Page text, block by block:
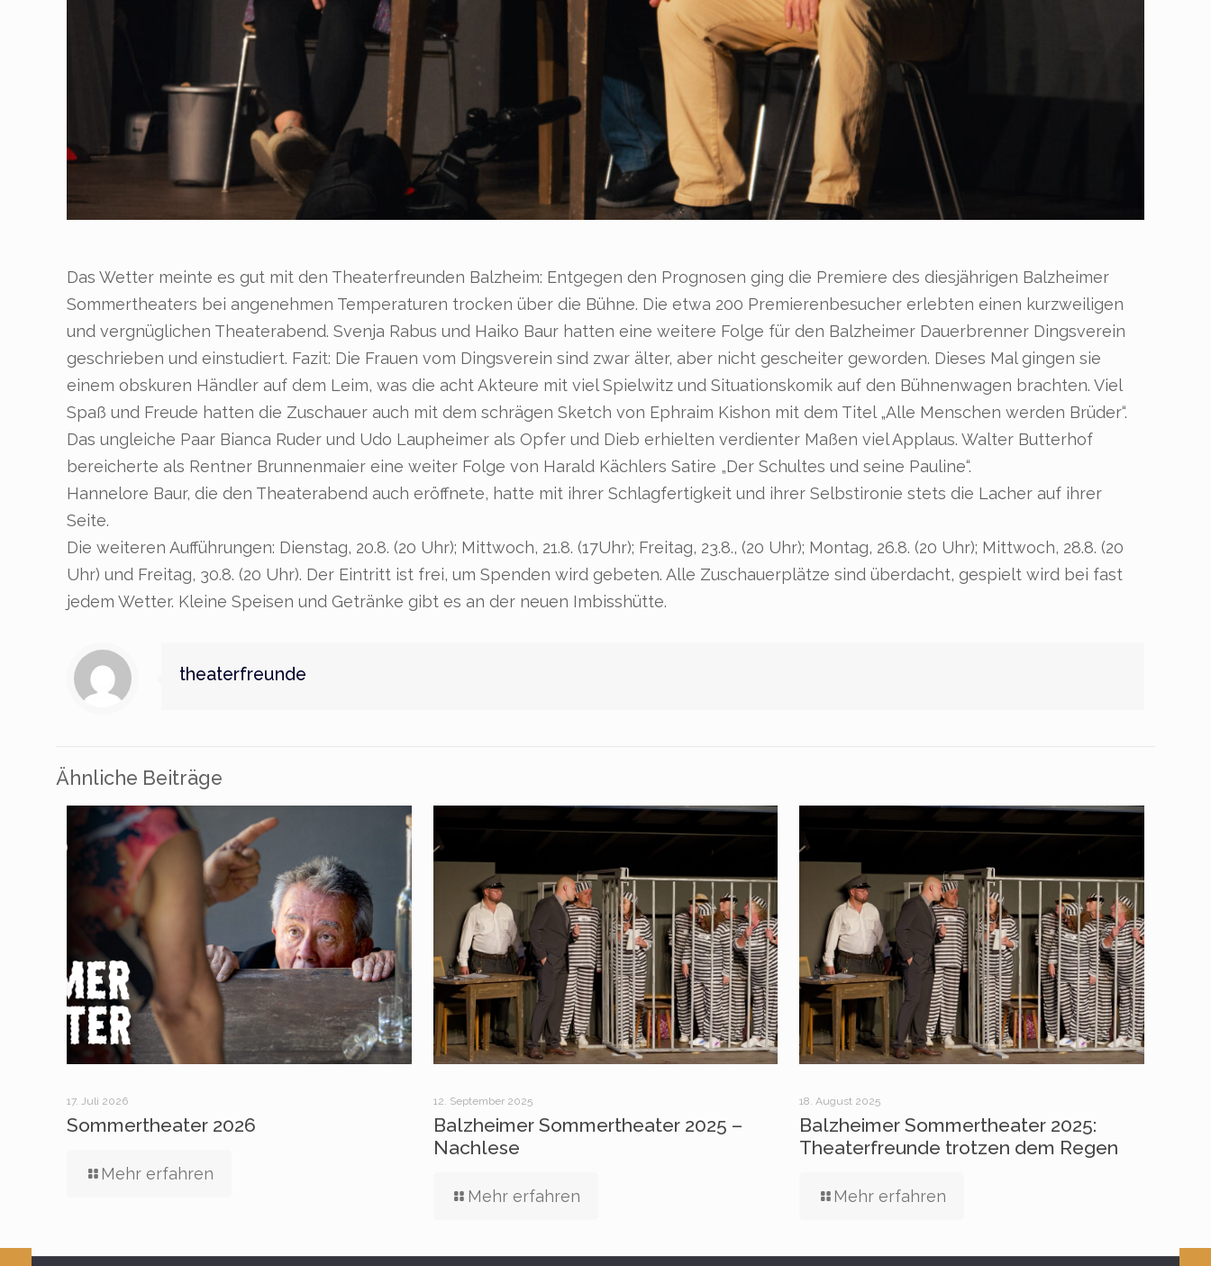
Das Wetter meinte es gut mit den Theaterfreunden Balzheim: Entgegen den Prognosen ging die Premiere des diesjährigen Balzheimer
Sommertheaters bei angenehmen Temperaturen trocken über die Bühne. Die etwa 200 Premierenbesucher erlebten einen kurzweiligen
und vergnüglichen Theaterabend. Svenja Rabus und Haiko Baur hatten eine weitere Folge für den Balzheimer Dauerbrenner Dingsverein
geschrieben und einstudiert. Fazit: Die Frauen vom Dingsverein sind zwar älter, aber nicht gescheiter geworden. Dieses Mal gingen sie
einem obskuren Händler auf dem Leim, was die acht Akteure mit viel Spielwitz und Situationskomik auf den Bühnenwagen brachten. Viel
Spaß und Freude hatten die Zuschauer auch mit dem schrägen Sketch von Ephraim Kishon mit dem Titel „Alle Menschen werden Brüder“.
Das ungleiche Paar Bianca Ruder und Udo Laupheimer als Opfer und Dieb erhielten verdienter Maßen viel Applaus. Walter Butterhof
bereicherte als Rentner Brunnenmaier eine weiter Folge von Harald Kächlers Satire „Der Schultes und seine Pauline“.
Hannelore Baur, die den Theaterabend auch eröffnete, hatte mit ihrer Schlagfertigkeit und ihrer Selbstironie stets die Lacher auf ihrer
Seite.
Die weiteren Aufführungen: Dienstag, 20.8. (20 Uhr); Mittwoch, 21.8. (17Uhr); Freitag, 23.8., (20 Uhr); Montag, 26.8. (20 Uhr); Mittwoch, 28.8. (20
Uhr) und Freitag, 30.8. (20 Uhr). Der Eintritt ist frei, um Spenden wird gebeten. Alle Zuschauerplätze sind überdacht, gespielt wird bei fast
jedem Wetter. Kleine Speisen und Getränke gibt es an der neuen Imbisshütte.
theaterfreunde
Ähnliche Beiträge
17. Juli 2026
Sommertheater 2026
Mehr erfahren
12. September 2025
Balzheimer Sommertheater 2025 –
Nachlese
Mehr erfahren
18. August 2025
Balzheimer Sommertheater 2025:
Theaterfreunde trotzen dem Regen
Mehr erfahren